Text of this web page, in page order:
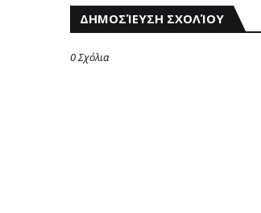
ΔΗΜΟΣΊΕΥΣΗ ΣΧΟΛΊΟΥ
0 Σχόλια